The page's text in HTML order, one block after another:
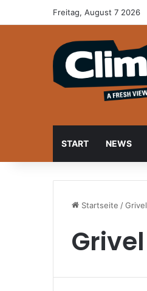
Freitag, August 7 2026
START NEWS
Startseite /Grivel
Grivel